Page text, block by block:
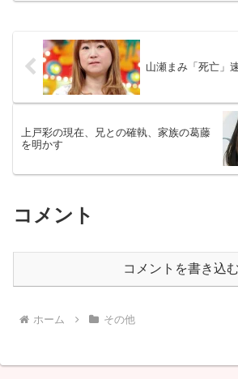
山瀬まみ「死亡」
上戸彩の現在、兄との確執、家族の葛藤
を明かす
コメント
コメントを書き込む
ホーム その他